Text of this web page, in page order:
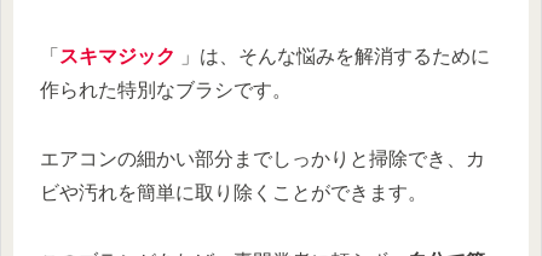
「 スキマジック
」は、そんな悩みを解消するために
作られた特別なブラシです。
エアコンの細かい部分までしっかりと掃除でき、カ
ビや汚れを簡単に取り除くことができます。